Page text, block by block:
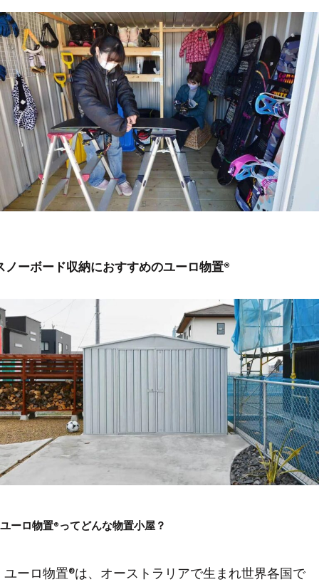
ノーボード収納におすすめのユーロ物置®︎
ユーロ物置®︎ってどんな物置小屋？
ユーロ物置®︎は、オーストラリアで生まれ世界各国で